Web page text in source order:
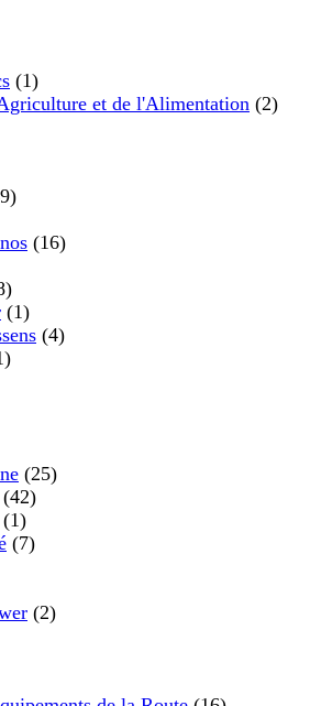
(1)
et de l'Alimentation (2)
(16)
(1)
(4)
(25)
(42)
(1)
(7)
(2)